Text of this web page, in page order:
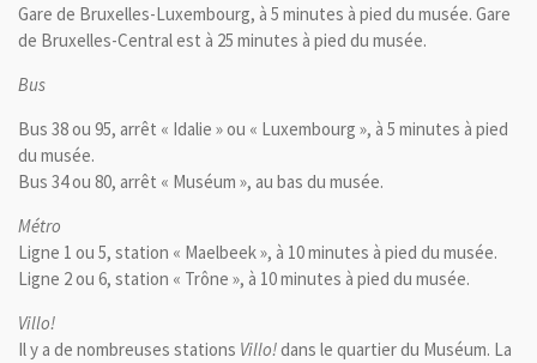
Gare de Bruxelles-Luxembourg, à 5 minutes à pied du musée. Gare
de Bruxelles-Central est à 25 minutes à pied du musée.
Bus
Bus 38 ou 95, arrêt « Idalie » ou « Luxembourg », à 5 minutes à pied
du musée.
Bus 34 ou 80, arrêt « Muséum », au bas du musée.
Métro
Ligne 1 ou 5, station « Maelbeek », à 10 minutes à pied du musée.
Ligne 2 ou 6, station « Trône », à 10 minutes à pied du musée.
Villo!
Il y a de nombreuses stations Villo!dans le quartier du Muséum. La